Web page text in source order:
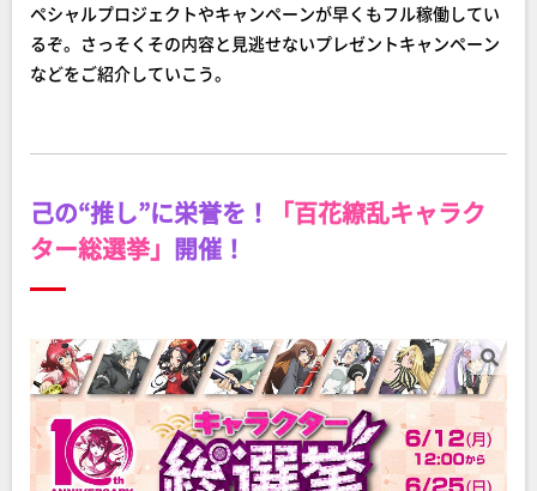
ペシャルプロジェクトやキャンペーンが早くもフル稼働してい
るぞ。さっそくその内容と見逃せないプレゼントキャンペーン
などをご紹介していこう。
己の“推し”に栄誉を！
「百花繚乱キャラク
ター総選挙」 開催！